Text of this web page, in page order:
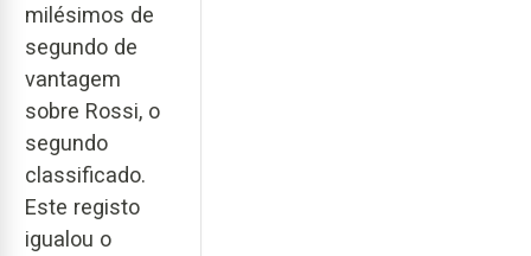
milésimos de
segundo de
vantagem
sobre Rossi, o
segundo
classificado.
Este registo
igualou o